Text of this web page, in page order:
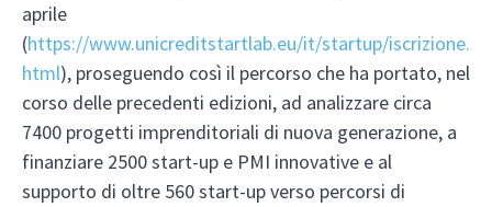
aprile
(https://www.unicreditstartlab.eu/it/startup/iscrizione.
html), proseguendo così il percorso che ha portato, nel
corso delle precedenti edizioni, ad analizzare circa
7400 progetti imprenditoriali di nuova generazione, a
finanziare 2500 start-up e PMI innovative e al
supporto di oltre 560 start-up verso percorsi di